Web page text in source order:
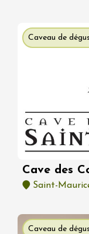
Caveau de
Cave des
Saint-
Caveau de